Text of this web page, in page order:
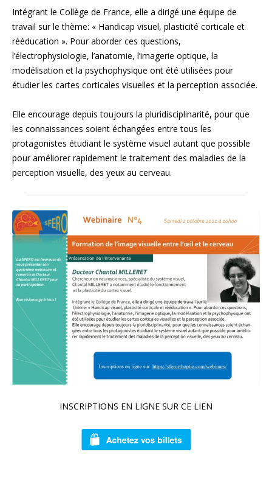
Intégrant le Collège de France, elle a dirigé une équipe de
travail sur le thème: « Handicap visuel, plasticité corticale et
rééducation ». Pour aborder ces questions,
l’électrophysiologie, l’anatomie, l’imagerie optique, la
modélisation et la psychophysique ont été utilisées pour
étudier les cartes corticales visuelles et la perception associée.
Elle encourage depuis toujours la pluridisciplinarité, pour que
les connaissances soient échangées entre tous les
protagonistes étudiant le système visuel autant que possible
pour améliorer rapidement le traitement des maladies de la
perception visuelle, des yeux au cerveau.
INSCRIPTIONS EN LIGNE SUR CE LIEN